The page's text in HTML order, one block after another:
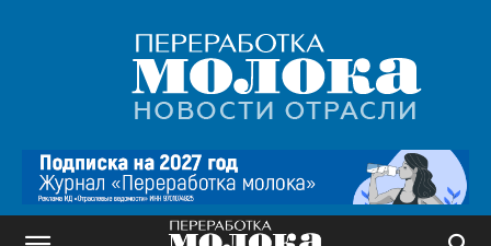
Переработка
молока
|
Новости